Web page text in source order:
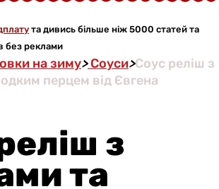
та дивись більше ніж 5000 статей та
без реклами
на зиму>Соуси>Соус реліш з
перцем від Євгена
з
та